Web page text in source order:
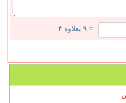
= ۹ بعلاوه ۴